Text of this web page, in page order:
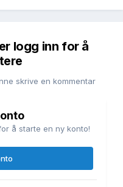
logg inn for å
skrive en kommentar
å starte en ny konto!